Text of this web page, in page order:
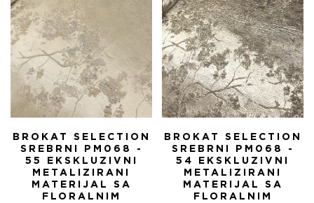
BROKAT SELECTION
SREBRNI PM068 -
55 EKSKLUZIVNI
METALIZIRANI
MATERIJAL SA
FLORALNIM
BROKAT SELECTION
SREBRNI PM068 -
54 EKSKLUZIVNI
METALIZIRANI
MATERIJAL SA
FLORALNIM